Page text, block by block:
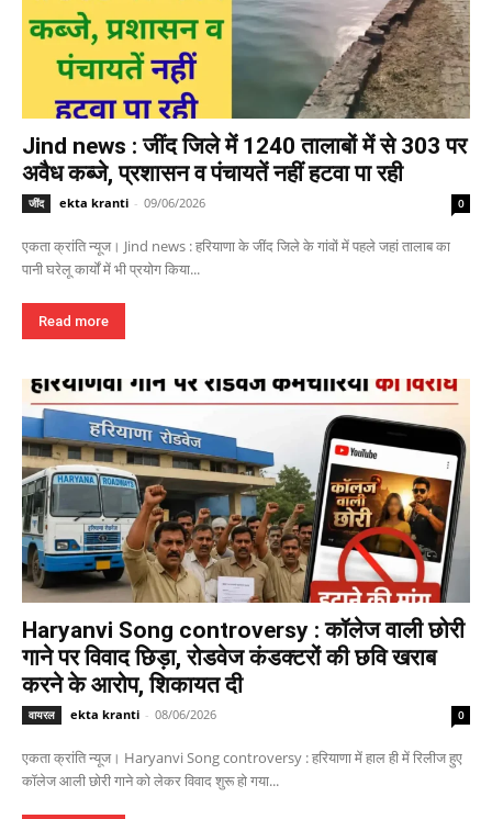
Jind news : जींद जिले में 1240 तालाबों में से 303 पर
अवैध कब्जे, प्रशासन व पंचायतें नहीं हटवा पा रही
जींद ekta kranti - 09/06/2026 0
एकता क्रांति न्यूज। Jind news : हरियाणा के जींद जिले के गांवों में पहले जहां तालाब का
पानी घरेलू कार्यों में भी प्रयोग किया...
Read more
Haryanvi Song controversy : कॉलेज वाली छोरी
गाने पर विवाद छिड़ा, रोडवेज कंडक्टरों की छवि खराब
करने के आरोप, शिकायत दी
वायरल ekta kranti - 08/06/2026 0
एकता क्रांति न्यूज। Haryanvi Song controversy : हरियाणा में हाल ही में रिलीज हुए
कॉलेज आली छोरी गाने को लेकर विवाद शुरू हो गया...